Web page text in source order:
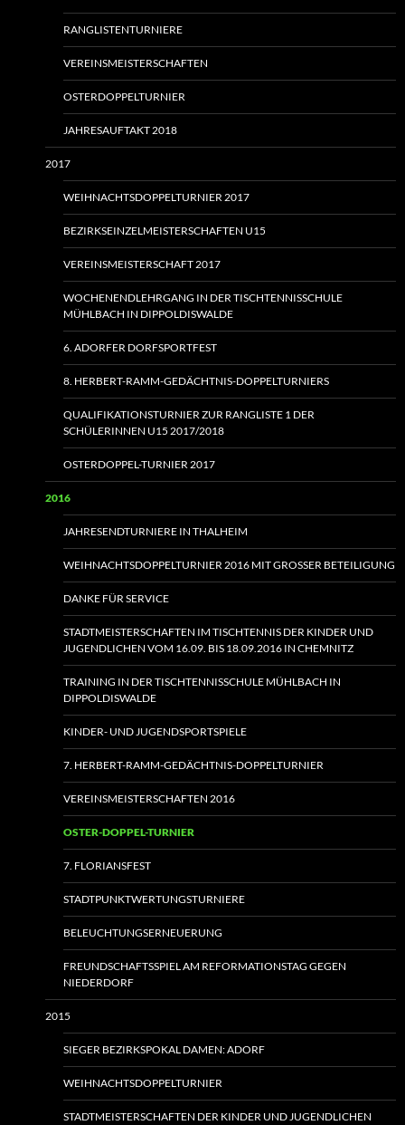
RANGLISTENTURNIERE
VEREINSMEISTERSCHAFTEN
OSTERDOPPELTURNIER
JAHRESAUFTAKT 2018
2017
WEIHNACHTSDOPPELTURNIER 2017
BEZIRKSEINZELMEISTERSCHAFTEN U15
VEREINSMEISTERSCHAFT 2017
WOCHENENDLEHRGANG IN DER TISCHTENNISSCHULE
MÜHLBACH IN DIPPOLDISWALDE
6. ADORFER DORFSPORTFEST
8. HERBERT-RAMM-GEDÄCHTNIS-DOPPELTURNIERS
QUALIFIKATIONSTURNIER ZUR RANGLISTE 1 DER
SCHÜLERINNEN U15 2017/2018
OSTERDOPPEL-TURNIER 2017
2016
JAHRESENDTURNIERE IN THALHEIM
WEIHNACHTSDOPPELTURNIER 2016 MIT GROSSER BETEILIGUNG
DANKE FÜR SERVICE
STADTMEISTERSCHAFTEN IM TISCHTENNIS DER KINDER UND
JUGENDLICHEN VOM 16.09. BIS 18.09.2016 IN CHEMNITZ
TRAINING IN DER TISCHTENNISSCHULE MÜHLBACH IN
DIPPOLDISWALDE
KINDER- UND JUGENDSPORTSPIELE
7. HERBERT-RAMM-GEDÄCHTNIS-DOPPELTURNIER
VEREINSMEISTERSCHAFTEN 2016
OSTER-DOPPEL-TURNIER
7. FLORIANSFEST
STADTPUNKTWERTUNGSTURNIERE
BELEUCHTUNGSERNEUERUNG
FREUNDSCHAFTSSPIEL AM REFORMATIONSTAG GEGEN
NIEDERDORF
2015
SIEGER BEZIRKSPOKAL DAMEN: ADORF
WEIHNACHTSDOPPELTURNIER
STADTMEISTERSCHAFTEN DER KINDER UND JUGENDLICHEN